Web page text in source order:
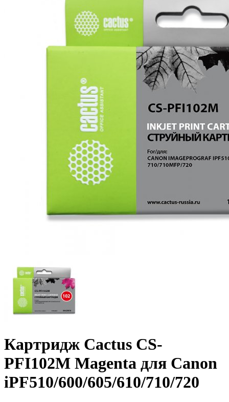
Картридж Cactus CS-
PFI102M Magenta для Canon
iPF510/­600/­605/­610/­710/­720